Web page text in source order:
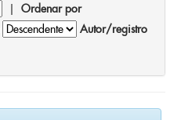
| Ordenar por
Autor/registro